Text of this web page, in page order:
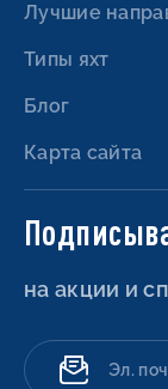
Лучшие
Типы яхт
Блог
Карта сайта
на акции и